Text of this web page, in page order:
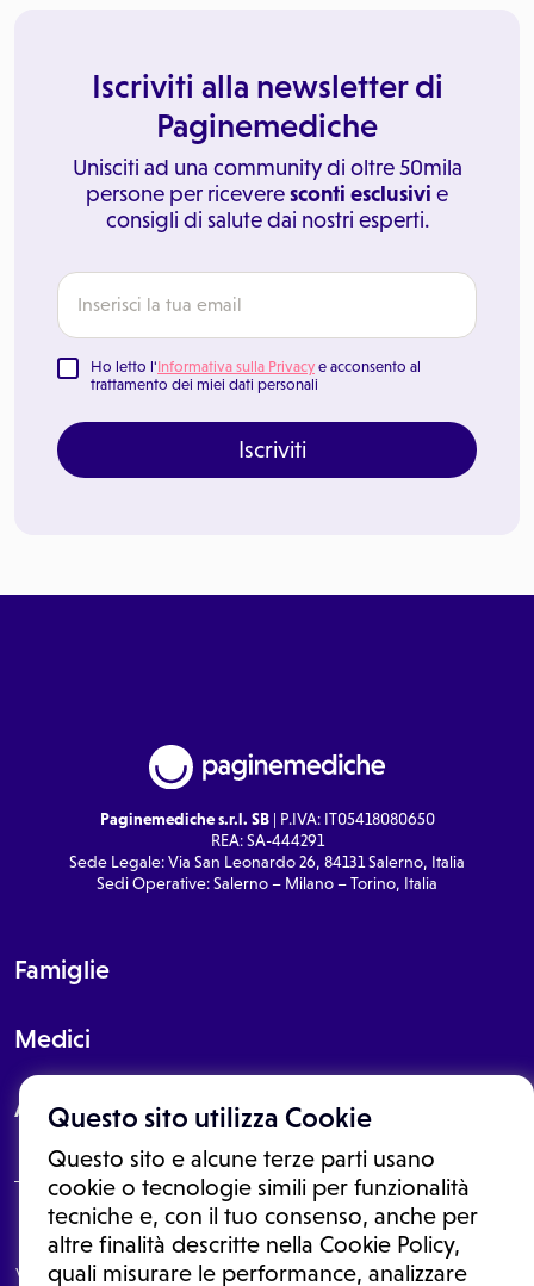
Questo sito utilizza Cookie
Questo sito e alcune terze parti usano
cookie o tecnologie simili per funzionalità
tecniche e, con il tuo consenso, anche per
altre finalità descritte nella Cookie Policy,
quali misurare le performance, analizzare
Iscriviti alla newsletter di
Paginemediche
Unisciti ad una community di oltre 50mila
persone per riceveresconti esclusivi e
consigli di salute dai nostri esperti.
Ho letto l'Informativa sulla Privacy e acconsento al
trattamento dei miei dati personali
Iscriviti
Paginemediche s.r.l. SB| P.IVA: IT05418080650
REA: SA-444291
Sede Legale: Via San Leonardo 26, 84131 Salerno, Italia
Sedi Operative: Salerno – Milano – Torino, Italia
Famiglie
Medici
About
Le informazioni proposte in questo sito non sono un consulto medico.
In nessun caso, queste informazioni sostituiscono un consulto, una
visita o una diagnosi formulata dal medico. Non si devono considerare